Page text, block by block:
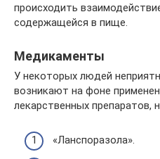
происходить
содержащейся в пище.
Медикаменты
У некоторых людей
возникают на фоне
лекарственных препаратов,
«Ланспоразола».